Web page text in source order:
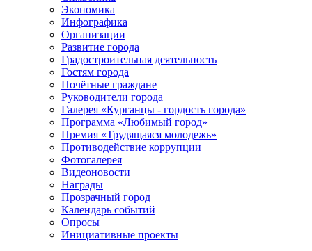
Экономика
Инфографика
Организации
Развитие города
Градостроительная деятельность
Гостям города
Почётные граждане
Руководители города
Галерея «Курганцы - гордость города»
Программа «Любимый город»
Премия «Трудящаяся молодежь»
Противодействие коррупции
Фотогалерея
Видеоновости
Награды
Прозрачный город
Календарь событий
Опросы
Инициативные проекты